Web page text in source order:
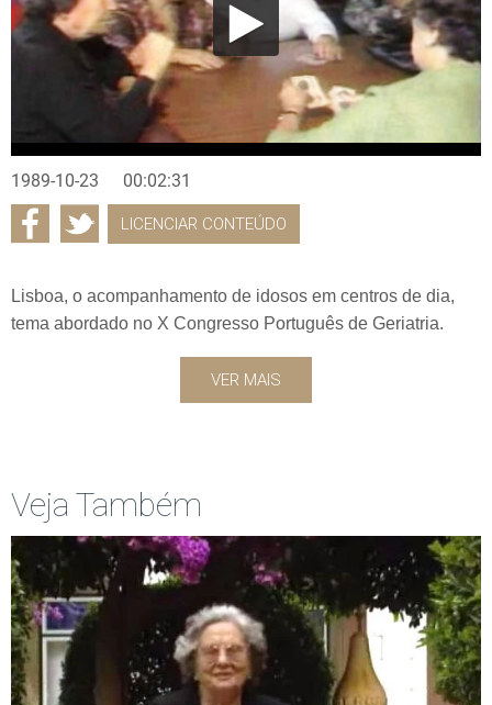
1989-10-23 00:02:31
LICENCIAR CONTEÚDO
Lisboa, o acompanhamento de idosos em centros de dia,
tema abordado no X Congresso Português de Geriatria.
VER MAIS
Veja Também